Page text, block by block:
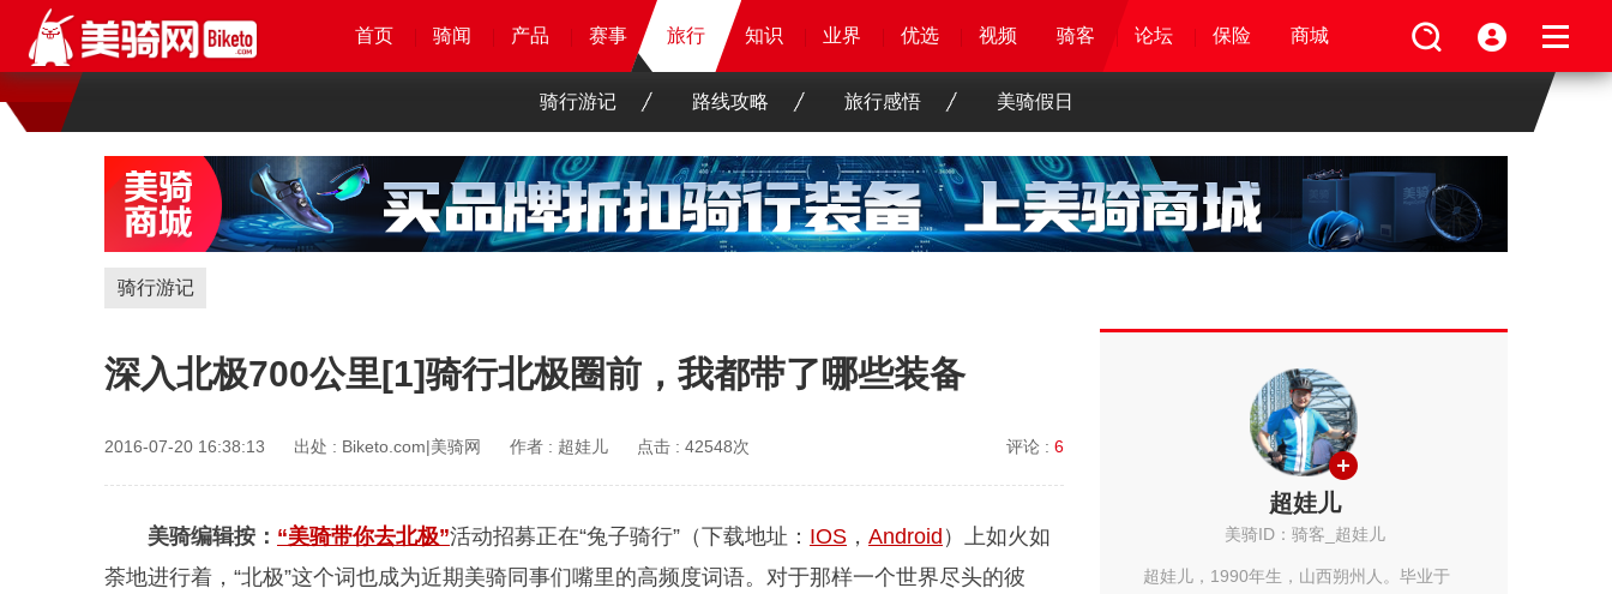
首页 骑闻 产品 知识 业界 优选 骑客 论坛 保险 商城
首页 骑闻 产品 赛事 旅行 知识 业界 优选 骑客 视频 论坛 保险 商城
首页 骑闻 产品 赛事 旅行 知识 业界 优选 视频 骑客 论坛 保险 商城
首页 骑闻 产品 赛事 旅行 知识 业界 优选 视频 骑客 论坛 保险 商城
骑行游记 路线攻略 旅行感悟 美骑假日
骑行游记
深入北极700公里[1]骑行北极圈前，我都带了哪些装备
2016-07-20 16:38:13 出处 : Biketo.com|美骑网 作者 : 超娃儿 点击 : 42548次 评论 : 6
美骑编辑按： “美骑带你去北极”活动招募正在“兔子骑行”（下载地址： IOS ， Android ）上如火如
荼地进行着，“北极”这个词也成为近期美骑同事们嘴里的高频度词语。对于那样一个世界尽头的彼
超娃儿
美骑ID：骑客_超娃儿
超娃儿，1990年生，山西朔州人。毕业于